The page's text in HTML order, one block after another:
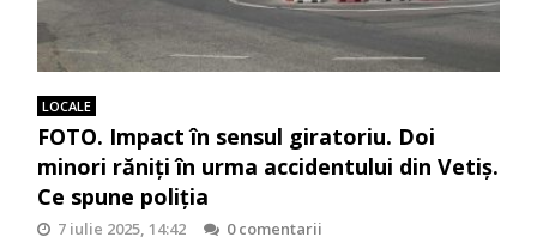
LOCALE
FOTO. Impact în sensul giratoriu. Doi
minori răniți în urma accidentului din Vetiș.
Ce spune poliția
7 iulie 2025, 14:42
0 comentarii